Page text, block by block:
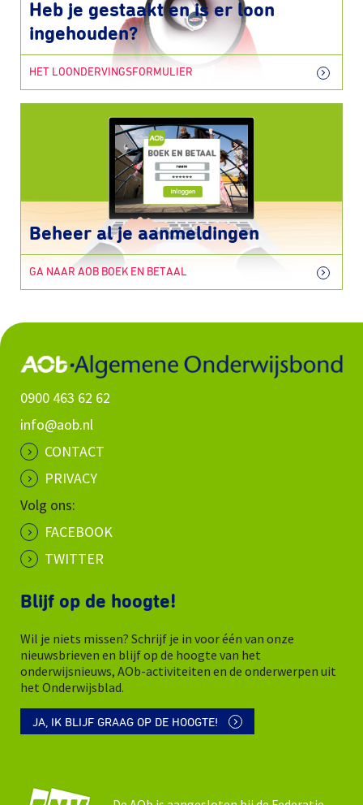
Heb je gestaakt en is er loon
ingehouden?
HET LOONDERVINGSFORMULIER
Beheer al je aanmeldingen
GA NAAR AOB BOEK EN BETAAL
0900 463 62 62
info@aob.nl
CONTACT
PRIVACY
Volg ons:
FACEBOOK
TWITTER
Blijf op de hoogte!
Wil je niets missen? Schrijf je in voor één van onze
nieuwsbrieven en blijf op de hoogte van het
onderwijsnieuws, AOb-activiteiten en de onderwerpen uit
het Onderwijsblad.
JA, IK BLIJF GRAAG OP DE HOOGTE!